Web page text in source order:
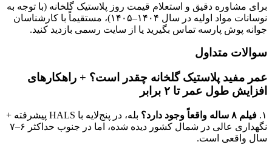
برای مشاوره دقیق و استعلام قیمت روز پلاستیک گلخانه (با توجه به
نوسانات مواد اولیه در سال ۱۴۰۴–۱۴۰۵)، مستقیماً با کارشناسان
جوانه پوش پارسه تماس بگیرید یا از سایت رسمی بازدید کنید.
سوالات متداول
عمر مفید پلاستیک گلخانه چقدر است؟ + راهکارهای
افزایش طول عمر تا ۲ برابر
۱. فیلم ۸ ساله واقعاً وجود دارد؟
بله، در پنج‌لایه با HALS پیشرفته +
نگهداری عالی در شمال کشور دیده شده، اما در جنوب حداکثر ۶–۷
سال واقعی است.